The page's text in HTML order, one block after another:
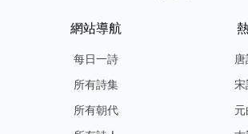
網站導航
每日一詩
所有詩集
所有朝代